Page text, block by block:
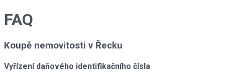
FAQ
Koupě nemovitosti v Řecku
Vyřízení daňového identifikačního čísla